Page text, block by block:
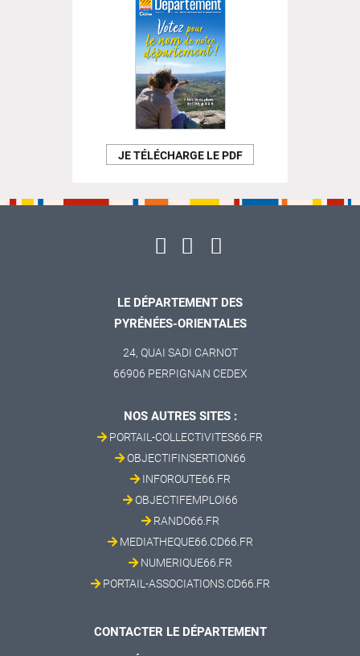
JE TÉLÉCHARGE LE PDF
LE DÉPARTEMENT DES
PYRÉNÉES-ORIENTALES
24, QUAI SADI CARNOT
66906 PERPIGNAN CEDEX
NOS AUTRES SITES :
PORTAIL-COLLECTIVITES66.FR
OBJECTIFINSERTION66
INFOROUTE66.FR
OBJECTIFEMPLOI66
RANDO66.FR
MEDIATHEQUE66.CD66.FR
NUMERIQUE66.FR
PORTAIL-ASSOCIATIONS.CD66.FR
CONTACTER LE DÉPARTEMENT